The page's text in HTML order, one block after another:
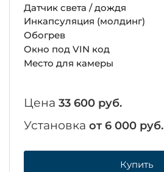
Датчик света / дождя
Инкапсуляция (молдинг)
Обогрев
Окно под VIN код
Место для камеры
Цена 33 600 руб.
Установка от 6 000 руб.
Купить